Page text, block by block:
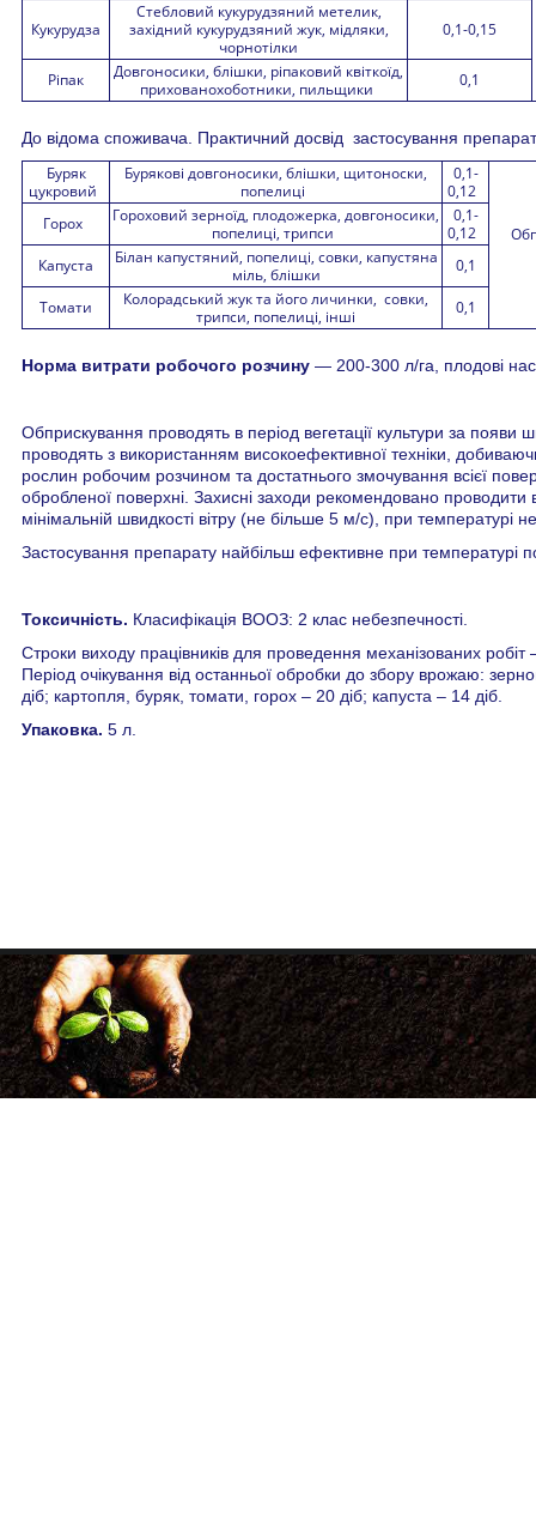
Кукурудза
Стебловий кукурудзяний метелик,
західний кукурудзяний жук, мідляки,
чорнотілки
0,1-0,15
Ріпак
Довгоносики, блішки, ріпаковий квіткоїд,
прихованохоботники, пильщики
0,1
До відома споживача. Практичний досвід застосування
Буряк
цукровий
Бурякові довгоносики, блішки, щитоноски,
попелиці
0,1-
0,12
Горох
Гороховий зерноїд, плодожерка, довгоносики,
попелиці, трипси
0,1-
0,12
Капуста
Білан капустяний, попелиці, совки, капустяна
міль, блішки
0,1
Томати
Колорадський жук та його личинки, совки,
трипси, попелиці, інші
0,1
Норма витрати робочого розчину — 200-300 л/га, плодові
Обприскування проводять в період вегетації культури за
проводять з використанням високоефективної техніки,
рослин робочим розчином та достатнього змочування всієї
обробленої поверхні. Захисні заходи рекомендовано проводити
мінімальній швидкості вітру (не більше 5 м/с), при температурі
Застосування препарату найбільш ефективне при температурі
Токсичність. Класифікація ВООЗ: 2 клас небезпечності.
Строки виходу працівників для проведення механізованих
Період очікування від останньої обробки до збору врожаю:
діб; картопля, буряк, томати, горох – 20 діб; капуста – 14 діб.
Упаковка. 5 л.